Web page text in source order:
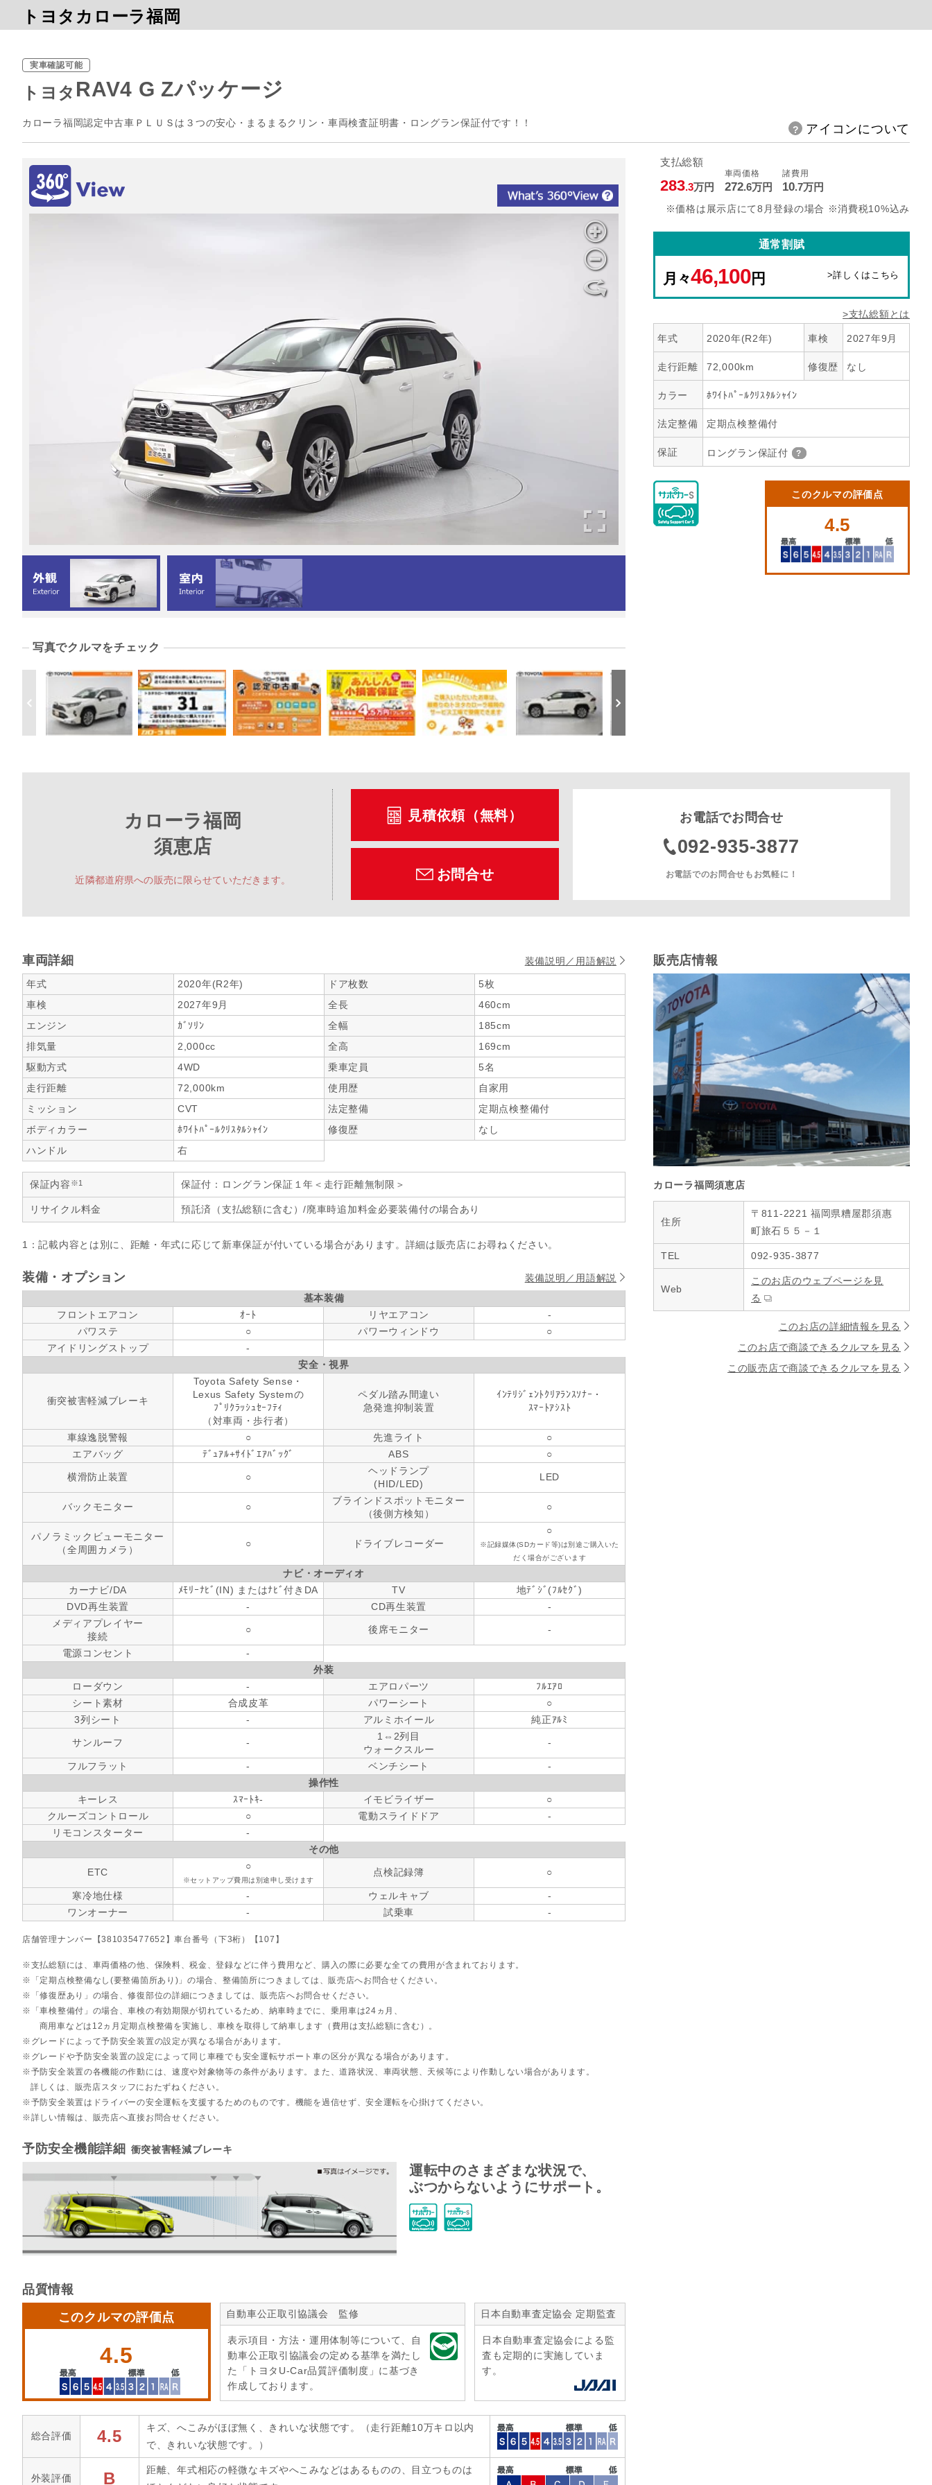
トヨタカローラ福岡
実車確認可能
トヨタ RAV4 G Zパッケージ
カローラ福岡認定中古車ＰＬＵＳは３つの安心・まるまるクリン・車両検査証明書・ロングラン保証付です！！
写真でクルマをチェック
アイコンについて
支払総額
283.3万円
車両価格
272.6万円
諸費用
10.7万円
※価格は展示店にて8月登録の場合 ※消費税10%込み
通常割賦
月々46,100円 >詳しくはこちら
>支払総額とは
年式 2020年(R2年) 車検 2027年9月
走行距離 72,000km 修復歴 なし
カラー ﾎﾜｲﾄﾊﾟｰﾙｸﾘｽﾀﾙｼｬｲﾝ
法定整備 定期点検整備付
保証 ロングラン保証付
このクルマの評価点
4.5
カローラ福岡
須恵店
近隣都道府県への販売に限らせていただきます。
見積依頼（無料）
お問合せ
お電話でお問合せ
092-935-3877
お電話でのお問合せもお気軽に！
車両詳細 装備説明／用語解説
年式 2020年(R2年) ドア枚数
5枚
車検
2027年9月 全長
460cm
エンジン
ｶﾞｿﾘﾝ 全幅
185cm
排気量
2,000cc 全高
169cm
駆動方式
4WD 乗車定員
5名
走行距離
72,000km 使用歴
自家用
ミッション
CVT 法定整備
定期点検整備付
ボディカラー
ﾎﾜｲﾄﾊﾟｰﾙｸﾘｽﾀﾙｼｬｲﾝ 修復歴
なし
ハンドル
右
保証内容 ※1 保証付：ロングラン保証１年＜走行距離無制限＞
リサイクル料金 預託済（支払総額に含む）/廃車時追加料金必要装備付の場合あり
1：記載内容とは別に、距離・年式に応じて新車保証が付いている場合があります。詳細は販売店にお尋ねください。
装備・オプション
装備説明／用語解説
基本装備
フロントエアコン
ｵｰﾄ リヤエアコン
-
パワステ
○ パワーウィンドウ
○
アイドリングストップ
-
安全・視界
衝突被害軽減ブレーキ
Toyota Safety Sense・
Lexus Safety Systemの
ﾌﾟﾘｸﾗｯｼｭｾｰﾌﾃｨ
（対車両・歩行者）
ペダル踏み間違い
急発進抑制装置
ｲﾝﾃﾘｼﾞｪﾝﾄｸﾘｱﾗﾝｽｿﾅｰ・
ｽﾏｰﾄｱｼｽﾄ
車線逸脱警報 ○ 先進ライト
○
エアバッグ
ﾃﾞｭｱﾙ+ｻｲﾄﾞｴｱﾊﾞｯｸﾞ ABS ○
横滑防止装置 ○
ヘッドランプ
(HID/LED)
LED
バックモニター ○
ブラインドスポットモニター
（後側方検知）
○
パノラミックビューモニター
（全周囲カメラ）
○ ドライブレコーダー
○
※記録媒体(SDカード等)は別途ご購入いた
だく場合がございます
ナビ・オーディオ
カーナビ/DA
ﾒﾓﾘｰﾅﾋﾞ(IN) またはﾅﾋﾞ付きDA TV
地ﾃﾞｼﾞ(ﾌﾙｾｸﾞ)
DVD再生装置
- CD再生装置
-
メディアプレイヤー
接続
○ 後席モニター -
電源コンセント
-
外装
ローダウン
- エアロパーツ
ﾌﾙｴｱﾛ
シート素材
合成皮革 パワーシート
○
3列シート
- アルミホイール 純正ｱﾙﾐ
サンルーフ -
1⇔2列目
ウォークスルー
-
フルフラット - ベンチシート
-
操作性
キーレス
ｽﾏｰﾄｷ- イモビライザー
○
クルーズコントロール
○ 電動スライドドア
-
リモコンスターター
-
その他
ETC
○
※セットアップ費用は別途申し受けます
点検記録簿 ○
寒冷地仕様 - ウェルキャブ
-
ワンオーナー
- 試乗車 -
店舗管理ナンバー【381035477652】車台番号（下3桁）【107】
支払総額には、車両価格の他、保険料、税金、登録などに伴う費用など、購入の際に必要な全ての費用が含まれております。
「定期点検整備なし(要整備箇所あり)」の場合、整備箇所につきましては、販売店へお問合せください。
「修復歴あり」の場合、修復部位の詳細につきましては、販売店へお問合せください。
「車検整備付」の場合、車検の有効期限が切れているため、納車時までに、乗用車は24ヵ月、
商用車などは12ヵ月定期点検整備を実施し、車検を取得して納車します（費用は支払総額に含む）。
グレードによって予防安全装置の設定が異なる場合があります。
グレードや予防安全装置の設定によって同じ車種でも安全運転サポート車の区分が異なる場合があります。
予防安全装置の各機能の作動には、速度や対象物等の条件があります。また、道路状況、車両状態、天候等により作動しない場合があります。
詳しくは、販売店スタッフにおたずねください。
予防安全装置はドライバーの安全運転を支援するためのものです。機能を過信せず、安全運転を心掛けてください。
詳しい情報は、販売店へ直接お問合せください。
予防安全機能詳細 衝突被害軽減ブレーキ
運転中のさまざまな状況で、
ぶつからないようにサポート。
品質情報
このクルマの評価点
4.5
自動車公正取引協議会 監修
表示項目・方法・運用体制等について、自
動車公正取引協議会の定める基準を満たし
た「トヨタU-Car品質評価制度」に基づき
作成しております。
日本自動車査定協会 定期監査
日本自動車査定協会による監
査も定期的に実施していま
す。
総合評価 4.5
キズ、へこみがほぼ無く、きれいな状態です。（走行距離10万キロ以内
で、きれいな状態です。）
外装評価 B
距離、年式相応の軽微なキズやへこみなどはあるものの、目立つものは
販売店情報
カローラ福岡須恵店
住所
〒811-2221 福岡県糟屋郡須惠
町旅石５５－１
TEL 092-935-3877
Web
このお店のウェブページを見
る
このお店の詳細情報を見る
このお店で商談できるクルマを見る
この販売店で商談できるクルマを見る